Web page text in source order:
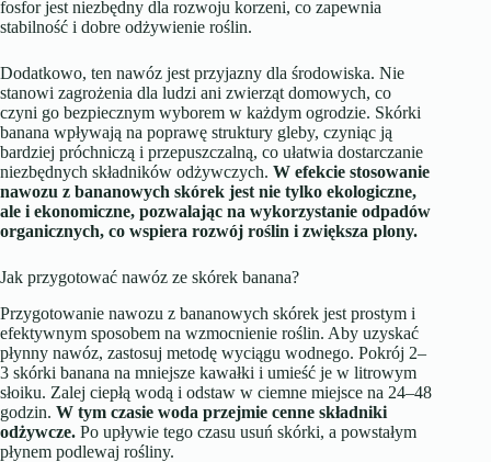
fosfor jest niezbędny dla rozwoju korzeni, co zapewnia
stabilność i dobre odżywienie roślin.
Dodatkowo, ten nawóz jest przyjazny dla środowiska. Nie
stanowi zagrożenia dla ludzi ani zwierząt domowych, co
czyni go bezpiecznym wyborem w każdym ogrodzie. Skórki
banana wpływają na poprawę struktury gleby, czyniąc ją
bardziej próchniczą i przepuszczalną, co ułatwia dostarczanie
niezbędnych składników odżywczych. W efekcie stosowanie
nawozu z bananowych skórek jest nie tylko ekologiczne,
ale i ekonomiczne, pozwalając na wykorzystanie odpadów
organicznych, co wspiera rozwój roślin i zwiększa plony.
Jak przygotować nawóz ze skórek banana?
Przygotowanie nawozu z bananowych skórek jest prostym i
efektywnym sposobem na wzmocnienie roślin. Aby uzyskać
płynny nawóz, zastosuj metodę wyciągu wodnego. Pokrój 2–
3 skórki banana na mniejsze kawałki i umieść je w litrowym
słoiku. Zalej ciepłą wodą i odstaw w ciemne miejsce na 24–48
godzin. W tym czasie woda przejmie cenne składniki
odżywcze. Po upływie tego czasu usuń skórki, a powstałym
płynem podlewaj rośliny.